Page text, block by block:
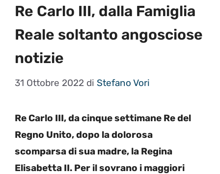
Re Carlo III, dalla Famiglia
Reale soltanto angosciose
notizie
31 Ottobre 2022 di Stefano Vori
Re Carlo III, da cinque settimane Re del
Regno Unito, dopo la dolorosa
scomparsa di sua madre, la Regina
Elisabetta II. Per il sovrano i maggiori